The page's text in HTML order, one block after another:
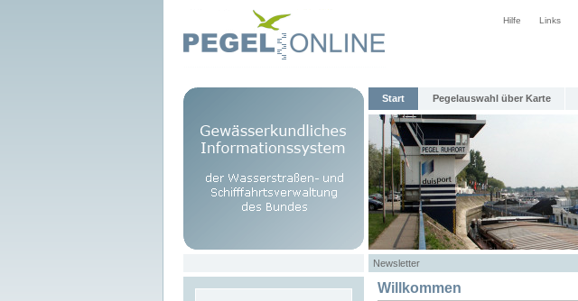
Hilfe Links
Start Pegelauswahl über Karte
Newsletter
Willkommen